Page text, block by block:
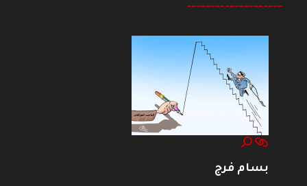
--------------------
بسام فرج